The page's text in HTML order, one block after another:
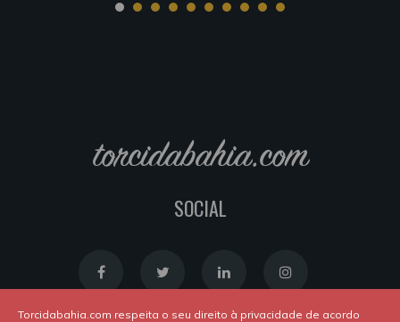
torcidabahia.com
SOCIAL
Torcidabahia.com respeita o seu direito à privacidade de acordo